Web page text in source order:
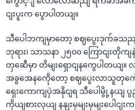
ငျးပူးက ပွောပါတယျ။
သီပေါဘကျမှာတော့ စဈပွေးဒုက်ခ
ဘုရား၊ သာသနာ ၂၅၀၀ ကြောငျးတိုက
တှဆေီမှာ တိမျးရှောငျနကွေပါတယျ
အခွအေနကေိုတော့ စဈပွေးလာသူတှက
ရှေးကောကျပှဲအနိုငျရ သီပေါမွို့နယျ
ကိုယျစားလှယျ နနျးမှမျးမှမျးပေါင